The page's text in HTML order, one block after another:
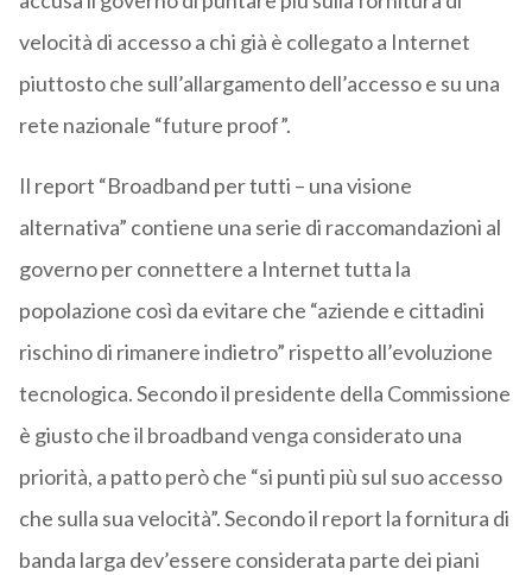
velocità di accesso a chi già è collegato a Internet
piuttosto che sull’allargamento dell’accesso e su una
rete nazionale “future proof”.
Il report “Broadband per tutti – una visione
alternativa” contiene una serie di raccomandazioni al
governo per connettere a Internet tutta la
popolazione così da evitare che “aziende e cittadini
rischino di rimanere indietro” rispetto all’evoluzione
tecnologica. Secondo il presidente della Commissione
è giusto che il broadband venga considerato una
priorità, a patto però che “si punti più sul suo accesso
che sulla sua velocità”. Secondo il report la fornitura di
banda larga dev’essere considerata parte dei piani